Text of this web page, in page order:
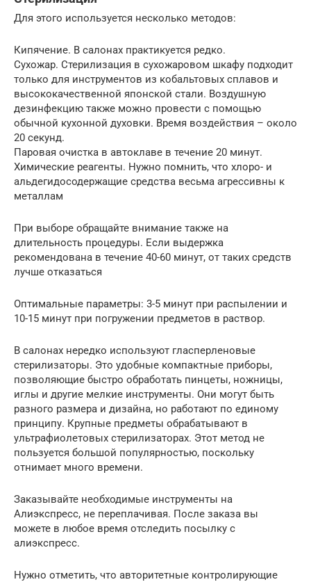
Для этого используется несколько методов:
Кипячение. В салонах практикуется редко.
Сухожар. Стерилизация в сухожаровом шкафу подходит
только для инструментов из кобальтовых сплавов и
высококачественной японской стали. Воздушную
дезинфекцию также можно провести с помощью
обычной кухонной духовки. Время воздействия – около
20 секунд.
Паровая очистка в автоклаве в течение 20 минут.
Химические реагенты. Нужно помнить, что хлоро- и
альдегидосодержащие средства весьма агрессивны к
металлам
При выборе обращайте внимание также на
длительность процедуры. Если выдержка
рекомендована в течение 40-60 минут, от таких средств
лучше отказаться
Оптимальные параметры: 3-5 минут при распылении и
10-15 минут при погружении предметов в раствор.
В салонах нередко используют гласперленовые
стерилизаторы. Это удобные компактные приборы,
позволяющие быстро обработать пинцеты, ножницы,
иглы и другие мелкие инструменты. Они могут быть
разного размера и дизайна, но работают по единому
принципу. Крупные предметы обрабатывают в
ультрафиолетовых стерилизаторах. Этот метод не
пользуется большой популярностью, поскольку
отнимает много времени.
Заказывайте необходимые инструменты на
Алиэкспресс, не переплачивая. После заказа вы
можете в любое время отследить посылку с
алиэкспресс.
Нужно отметить, что авторитетные контролирующие